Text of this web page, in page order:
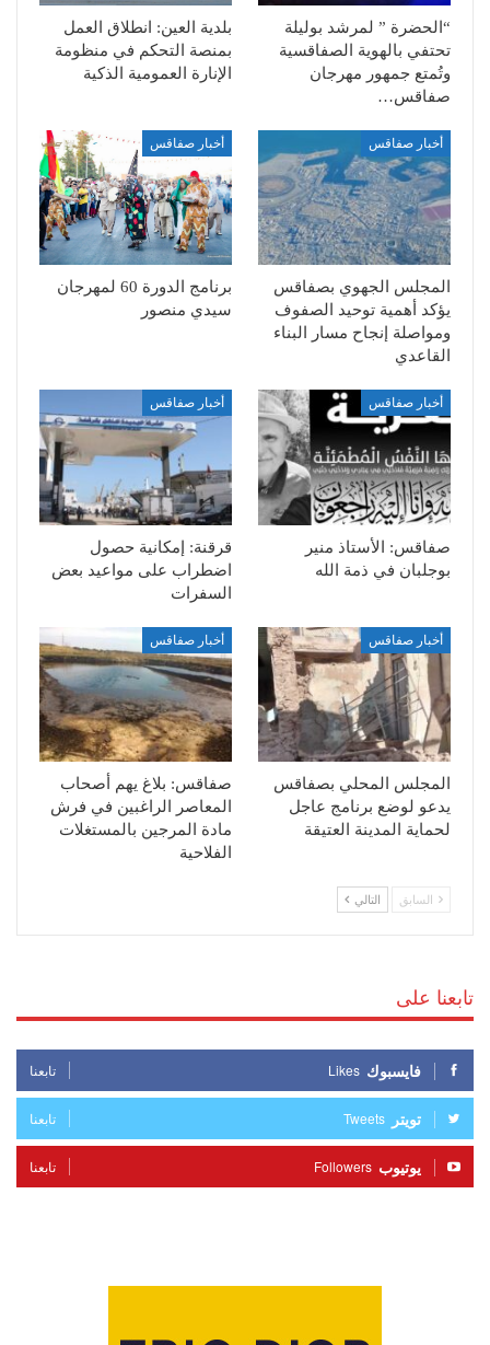
“الحضرة ” لمرشد بوليلة
تحتفي بالهوية الصفاقسية
وتُمتع جمهور مهرجان
صفاقس…
بلدية العين: انطلاق العمل
بمنصة التحكم في منظومة
الإنارة العمومية الذكية
أخبار صفاقس
المجلس الجهوي بصفاقس
يؤكد أهمية توحيد الصفوف
ومواصلة إنجاح مسار البناء
القاعدي
أخبار صفاقس
برنامج الدورة 60 لمهرجان
سيدي منصور
أخبار صفاقس
صفاقس: الأستاذ منير
بوجلبان في ذمة الله
أخبار صفاقس
قرقنة: إمكانية حصول
اضطراب على مواعيد بعض
السفرات
أخبار صفاقس
المجلس المحلي بصفاقس
يدعو لوضع برنامج عاجل
لحماية المدينة العتيقة
أخبار صفاقس
صفاقس: بلاغ يهم أصحاب
المعاصر الراغبين في فرش
مادة المرجين بالمستغلات
الفلاحية
السابق التالي
تابعنا على
فايسبوك Likes تابعنا
تويتر Tweets تابعنا
يوتيوب Followers تابعنا